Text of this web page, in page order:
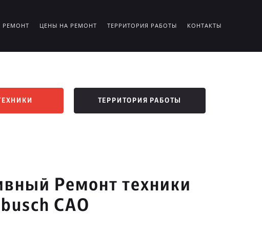
РЕМОНТ ЦЕНЫ НА РЕМОНТ ТЕРРИТОРИЯ РАБОТЫ КОНТАКТЫ
ТЕРРИТОРИЯ РАБОТЫ
Ремонт техники
САО